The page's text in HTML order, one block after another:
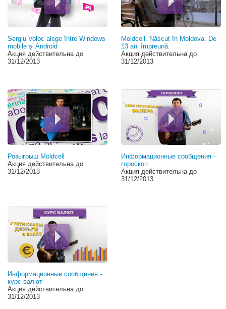
Sergiu Voloc alege între Windows
mobile și Android
Акция действительна до
31/12/2013
Moldcell. Născut în Moldova. De
13 ani împreună.
Акция действительна до
31/12/2013
Розыгрыш Moldcell
Акция действительна до
31/12/2013
Информационные сообщения -
гороскоп
Акция действительна до
31/12/2013
Информационные сообщения -
курс валют
Акция действительна до
31/12/2013